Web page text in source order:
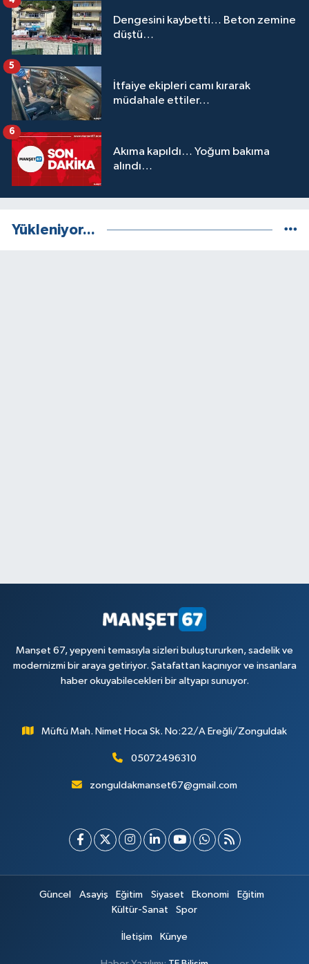
Dengesini kaybetti… Beton zemine
düştü…
İtfaiye ekipleri camı kırarak
müdahale ettiler…
5
Akıma kapıldı… Yoğum bakıma
alındı…
6
Yükleniyor...
Manşet 67, yepyeni temasıyla sizleri buluştururken, sadelik ve
modernizmi bir araya getiriyor. Şatafattan kaçınıyor ve insanlara
haber okuyabilecekleri bir altyapı sunuyor.
Müftü Mah. Nimet Hoca Sk. No:22/A Ereğli/Zonguldak
05072496310
zonguldakmanset67@gmail.com
Güncel Asayiş Eğitim Siyaset Ekonomi
Eğitim
Kültür-Sanat
Spor
İletişim Künye